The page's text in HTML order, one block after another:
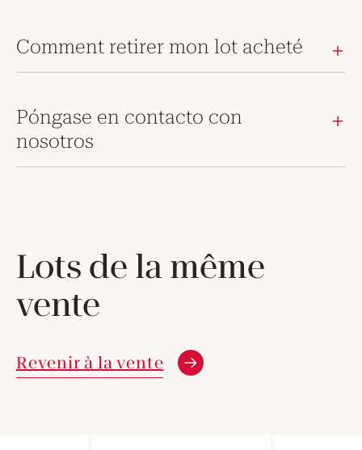
Comment retirer mon lot acheté
Póngase en contacto con
nosotros
Lots de la même
vente
Revenir à la vente